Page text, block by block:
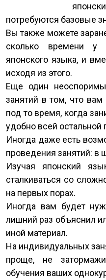
потребуются базовые
Вы также можете
сколько времени у
японского языка, и
исходя из этого.
Еще один
занятий в том, что
под то время, когда
удобно всей остальной
Иногда даже есть
проведения занятий: в
Изучая японский
сталкиваться со
на первых порах.
Иногда вам будет
лишний раз объяснил
иной материал.
На индивидуальных
проще, не
обучения ваших